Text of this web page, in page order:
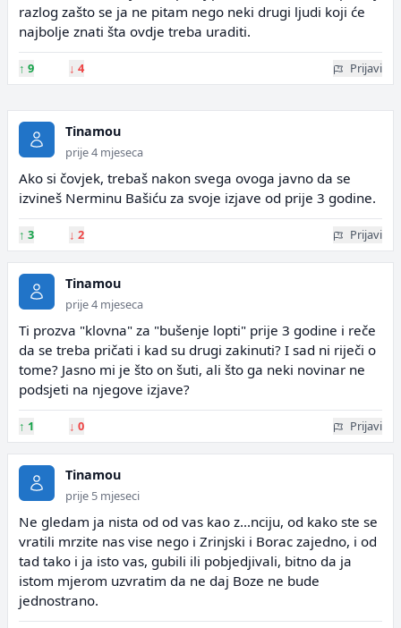
razlog zašto se ja ne pitam nego neki drugi ljudi koji će
najbolje znati šta ovdje treba uraditi.
↑ 9 ↓ 4 Prijavi
Tinamou
prije 4 mjeseca
Ako si čovjek, trebaš nakon svega ovoga javno da se
izvineš Nerminu Bašiću za svoje izjave od prije 3 godine.
↑ 3 ↓ 2 Prijavi
Tinamou
prije 4 mjeseca
Ti prozva "klovna" za "bušenje lopti" prije 3 godine i reče
da se treba pričati i kad su drugi zakinuti? I sad ni riječi o
tome? Jasno mi je što on šuti, ali što ga neki novinar ne
podsjeti na njegove izjave?
↑ 1 ↓ 0 Prijavi
Tinamou
prije 5 mjeseci
Ne gledam ja nista od od vas kao z...nciju, od kako ste se
vratili mrzite nas vise nego i Zrinjski i Borac zajedno, i od
tad tako i ja isto vas, gubili ili pobjedjivali, bitno da ja
istom mjerom uzvratim da ne daj Boze ne bude
jednostrano.